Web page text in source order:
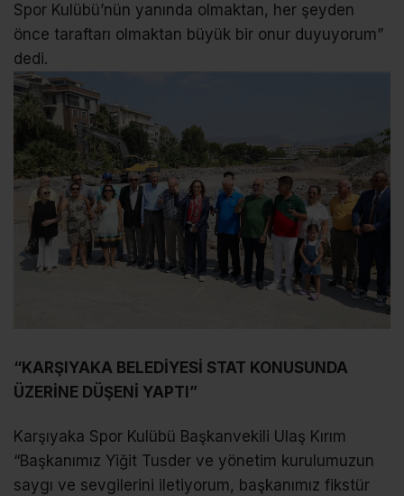
Spor Kulübü’nün yanında olmaktan, her şeyden
önce taraftarı olmaktan büyük bir onur duyuyorum”
dedi.
“KARŞIYAKA BELEDİYESİ STAT KONUSUNDA
ÜZERİNE DÜŞENİ YAPTI”
Karşıyaka Spor Kulübü Başkanvekili Ulaş Kırım
“Başkanımız Yiğit Tusder ve yönetim kurulumuzun
saygı ve sevgilerini iletiyorum, başkanımız fikstür